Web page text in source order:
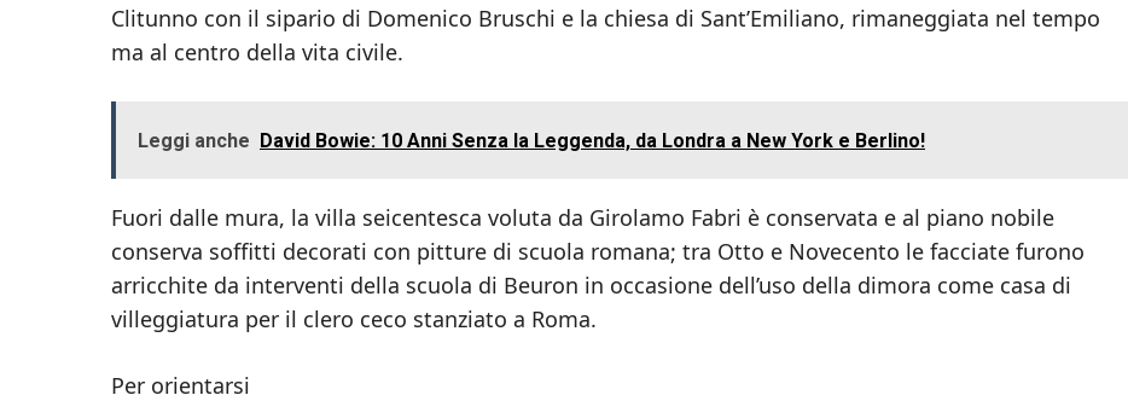
Clitunno con il sipario di Domenico Bruschi e la chiesa di Sant’Emiliano, rimaneggiata nel tempo
ma al centro della vita civile.
Leggi anche David Bowie: 10 Anni Senza la Leggenda, da Londra a New York e Berlino!
Fuori dalle mura, la villa seicentesca voluta da Girolamo Fabri è conservata e al piano nobile
conserva soffitti decorati con pitture di scuola romana; tra Otto e Novecento le facciate furono
arricchite da interventi della scuola di Beuron in occasione dell’uso della dimora come casa di
villeggiatura per il clero ceco stanziato a Roma.
Per orientarsi